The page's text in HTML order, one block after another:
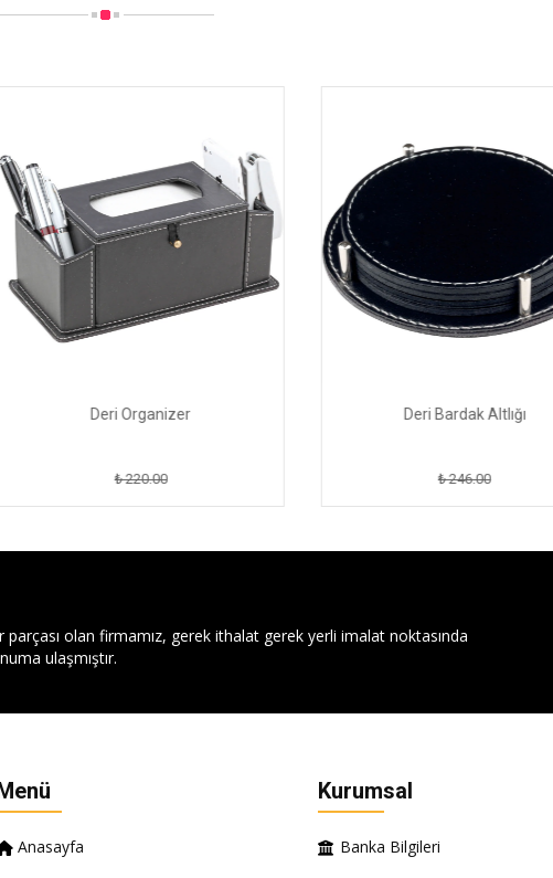
Deri Organizer
₺ 220.00
Deri Bardak Altlığı
₺ 246.00
parçası olan firmamız, gerek ithalat gerek yerli imalat noktasında
ulaşmıştır.
Menü
Anasayfa
Kurumsal
Banka Bilgileri